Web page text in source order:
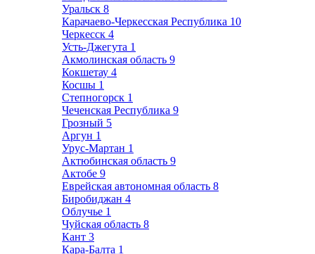
Уральск 8
Карачаево-Черкесская Республика 10
Черкесск 4
Усть-Джегута 1
Акмолинская область 9
Кокшетау 4
Косшы 1
Степногорск 1
Чеченская Республика 9
Грозный 5
Аргун 1
Урус-Мартан 1
Актюбинская область 9
Актобе 9
Еврейская автономная область 8
Биробиджан 4
Облучье 1
Чуйская область 8
Кант 3
Кара-Балта 1